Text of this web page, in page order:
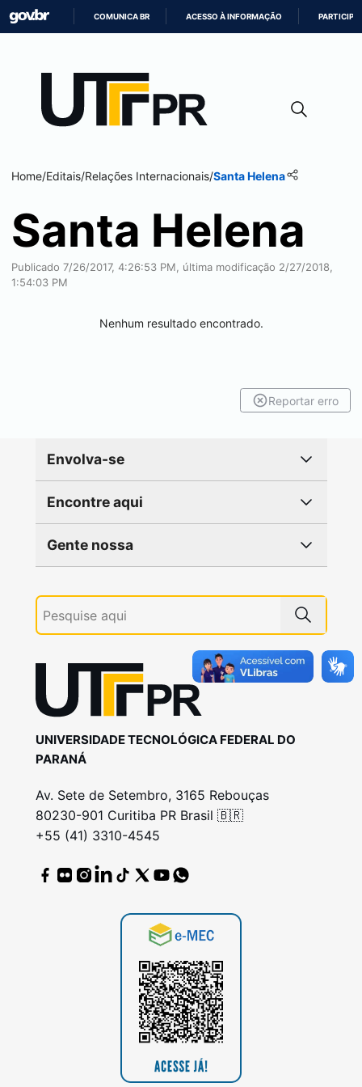
CONTEÚDO
COMUNICA BR ACESSO À INFORMAÇÃO PARTICIPE
Home/Editais/Relações Internacionais/Santa Helena
Santa Helena
Publicado 7/26/2017, 4:26:53 PM, última modificação 2/27/2018,
1:54:03 PM
Nenhum resultado encontrado.
Reportar erro
Envolva-se
Encontre aqui
Gente nossa
UNIVERSIDADE TECNOLÓGICA FEDERAL DO
PARANÁ
Av. Sete de Setembro, 3165 Rebouças
80230-901 Curitiba PR Brasil 🇧🇷
+55 (41) 3310-4545